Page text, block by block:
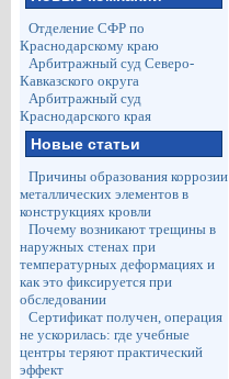
Отделение СФР по
Краснодарскому краю
Арбитражный суд Северо-
Кавказского округа
Арбитражный суд
Краснодарского края
Новые статьи
Причины образования коррозии
металлических элементов в
конструкциях кровли
Почему возникают трещины в
наружных стенах при
температурных деформациях и
как это фиксируется при
обследовании
Сертификат получен, операция
не ускорилась: где учебные
центры теряют практический
эффект